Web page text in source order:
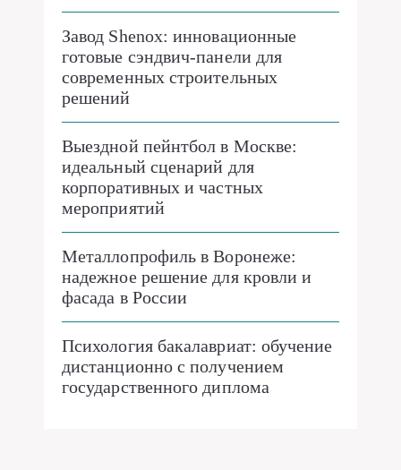
Завод Shenox: инновационные
готовые сэндвич-панели для
современных строительных
решений
Выездной пейнтбол в Москве:
идеальный сценарий для
корпоративных и частных
мероприятий
Металлопрофиль в Воронеже:
надежное решение для кровли и
фасада в России
Психология бакалавриат: обучение
дистанционно с получением
государственного диплома